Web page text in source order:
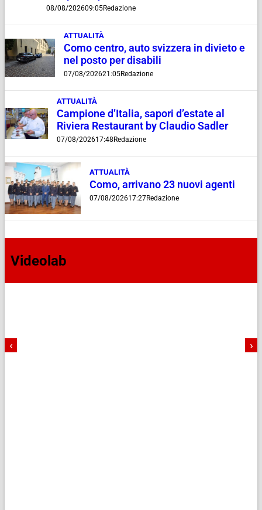
08/08/202609:05Redazione
ATTUALITÀ
Como centro, auto svizzera in divieto e
nel posto per disabili
07/08/202621:05Redazione
ATTUALITÀ
Campione d’Italia, sapori d’estate al
Riviera Restaurant by Claudio Sadler
07/08/202617:48 Redazione
ATTUALITÀ
Como, arrivano 23 nuovi agenti
07/08/202617:27Redazione
Videolab
‹ ›